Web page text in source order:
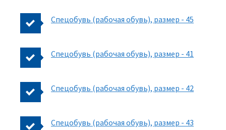
Спецобувь (рабочая обувь), размер - 45
Спецобувь (рабочая обувь), размер - 41
Спецобувь (рабочая обувь), размер - 42
Спецобувь (рабочая обувь), размер - 43